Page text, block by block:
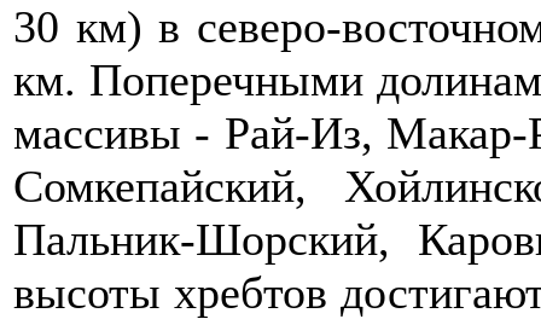
30 км) в северо-
км. Поперечными
массивы - Рай-Из, Макар-
Сомкепайский,
Пальник-Шорский,
высоты хребтов